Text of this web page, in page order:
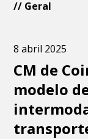
// Geral
8 abril 2025
CM de
modelo